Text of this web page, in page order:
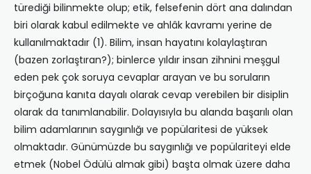
türediği bilinmekte olup; etik, felsefenin dört ana dalından
biri olarak kabul edilmekte ve ahlâk kavramı yerine de
kullanılmaktadır (1). Bilim, insan hayatını kolaylaştıran
(bazen zorlaştıran?); binlerce yıldır insan zihnini meşgul
eden pek çok soruya cevaplar arayan ve bu soruların
birçoğuna kanıta dayalı olarak cevap verebilen bir disiplin
olarak da tanımlanabilir. Dolayısıyla bu alanda başarılı olan
bilim adamlarının saygınlığı ve popülaritesi de yüksek
olmaktadır. Günümüzde bu saygınlığı ve popülariteyi elde
etmek (Nobel Ödülü almak gibi) başta olmak üzere daha